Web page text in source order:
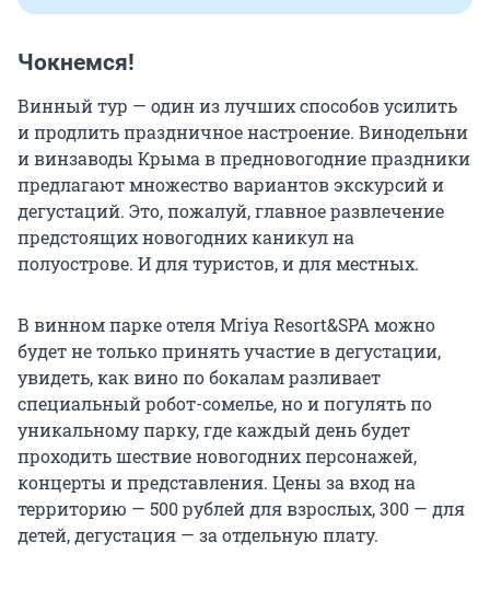
Чокнемся!
Винный тур — один из лучших способов усилить
и продлить праздничное настроение. Винодельни
и винзаводы Крыма в предновогодние праздники
предлагают множество вариантов экскурсий и
дегустаций. Это, пожалуй, главное развлечение
предстоящих новогодних каникул на
полуострове. И для туристов, и для местных.
В винном парке отеля Mriya Resort&SPA можно
будет не только принять участие в дегустации,
увидеть, как вино по бокалам разливает
специальный робот-сомелье, но и погулять по
уникальному парку, где каждый день будет
проходить шествие новогодних персонажей,
концерты и представления. Цены за вход на
территорию — 500 рублей для взрослых, 300 — для
детей, дегустация — за отдельную плату.